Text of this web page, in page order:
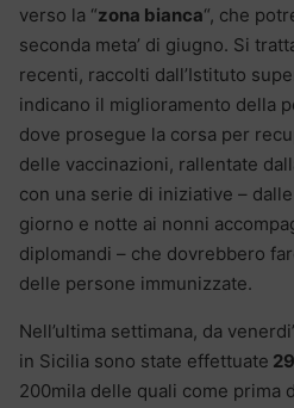
verso la “zona bianca“, che
seconda meta’ di giugno. Si
recenti, raccolti dall’Istituto
indicano il miglioramento della
dove prosegue la corsa per
delle vaccinazioni, rallentate
con una serie di iniziative –
giorno e notte ai nonni
diplomandi – che dovrebbero
delle persone immunizzate.
Nell’ultima settimana, da
in Sicilia sono state effettuate
200mila delle quali come prima